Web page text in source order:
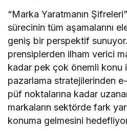
“Marka Yaratmanın
sürecinin tüm aşamalarını
geniş bir perspektif
prensiplerden ilham verici
kadar pek çok önemli konu
pazarlama stratejilerinden
püf noktalarına kadar
markaların sektörde fark
konuma gelmesini